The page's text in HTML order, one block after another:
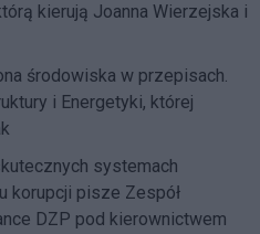
kierują Joanna Wierzejska i
środowiska w przepisach.
i Energetyki, której
systemach
korupcji pisze Zespół
DZP pod kierownictwem